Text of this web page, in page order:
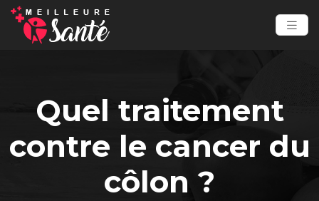
Quel traitement
contre le cancer du
côlon ?